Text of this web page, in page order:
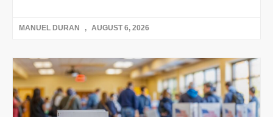
MANUEL DURAN AUGUST 6, 2026